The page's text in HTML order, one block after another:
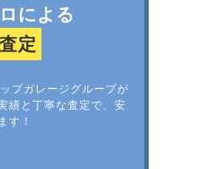
による
定
プガレージグループが
績と丁寧な査定で、安
す！